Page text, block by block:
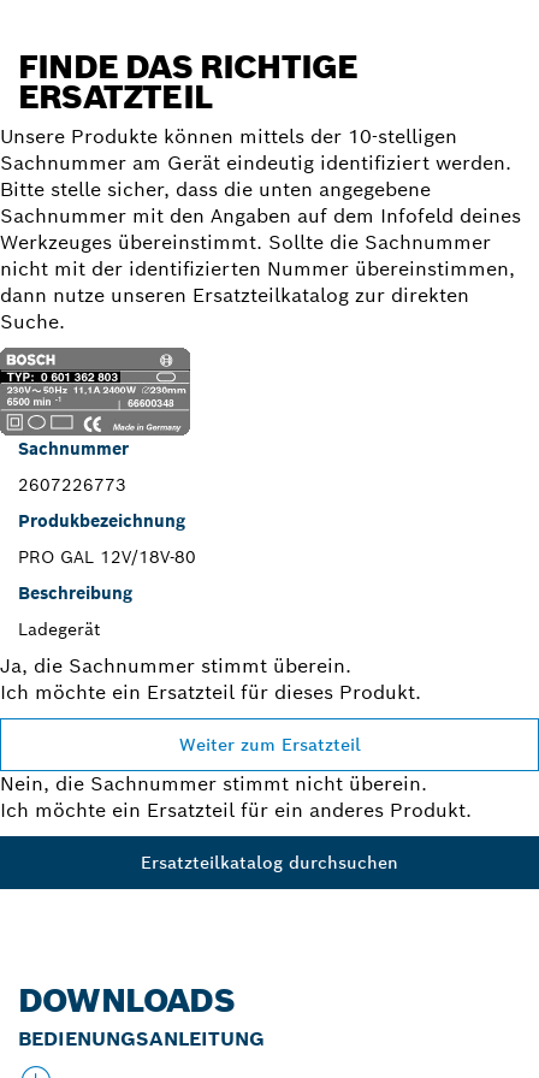
FINDE DAS RICHTIGE
ERSATZTEIL
Unsere Produkte können mittels der 10-stelligen
Sachnummer am Gerät eindeutig identifiziert werden.
Bitte stelle sicher, dass die unten angegebene
Sachnummer mit den Angaben auf dem Infofeld deines
Werkzeuges übereinstimmt. Sollte die Sachnummer
nicht mit der identifizierten Nummer übereinstimmen,
dann nutze unseren Ersatzteilkatalog zur direkten
Suche.
Sachnummer
2607226773
Produkbezeichnung
PRO GAL 12V/18V-80
Beschreibung
Ladegerät
Ja, die Sachnummer stimmt überein.
Ich möchte ein Ersatzteil für dieses Produkt.
Weiter zum Ersatzteil
Nein, die Sachnummer stimmt nicht überein.
Ich möchte ein Ersatzteil für ein anderes Produkt.
Ersatzteilkatalog durchsuchen
DOWNLOADS
BEDIENUNGSANLEITUNG